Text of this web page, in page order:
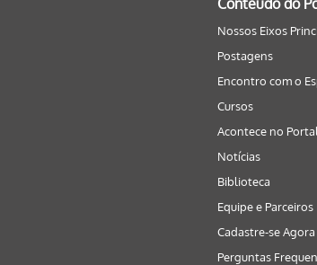
Conteúdo do
Nossos Eixos
Postagens
Encontro com o
Cursos
Acontece no Portal
Notícias
Biblioteca
Equipe e Parceiros
Cadastre-se
Perguntas